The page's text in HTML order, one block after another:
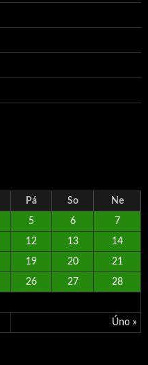
Pá So Ne
Úno »
5 6 7
12 13 14
19 20 21
26 27 28